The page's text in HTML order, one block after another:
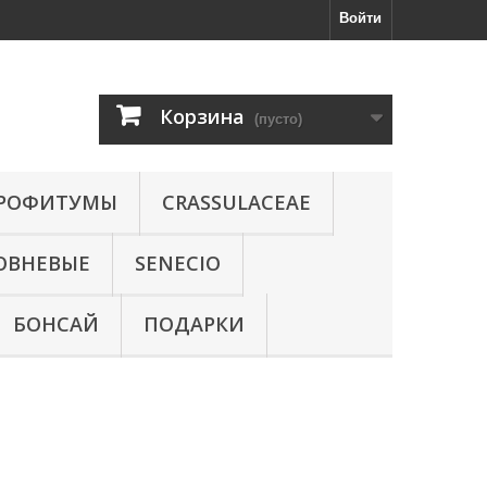
Войти
Корзина (пусто)
CRASSULACEAE
SENECIO
БОНСАЙ ПОДАРКИ